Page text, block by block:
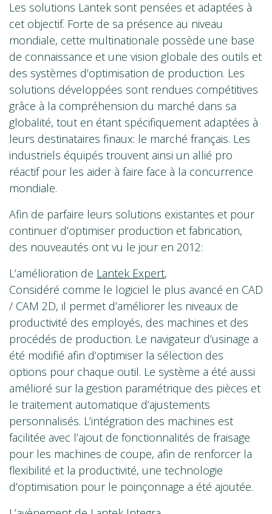
Les solutions Lantek sont pensées et adaptées à
cet objectif. Forte de sa présence au niveau
mondiale, cette multinationale possède une base
de connaissance et une vision globale des outils et
des systèmes d’optimisation de production. Les
solutions développées sont rendues compétitives
grâce à la compréhension du marché dans sa
globalité, tout en étant spécifiquement adaptées à
leurs destinataires finaux: le marché français. Les
industriels équipés trouvent ainsi un allié pro
réactif pour les aider à faire face à la concurrence
mondiale.
Afin de parfaire leurs solutions existantes et pour
continuer d’optimiser production et fabrication,
des nouveautés ont vu le jour en 2012:
L’amélioration de Lantek Expert,
Considéré comme le logiciel le plus avancé en CAD
/ CAM 2D, il permet d’améliorer les niveaux de
productivité des employés, des machines et des
procédés de production. Le navigateur d’usinage a
été modifié afin d’optimiser la sélection des
options pour chaque outil. Le système a été aussi
amélioré sur la gestion paramétrique des pièces et
le traitement automatique d’ajustements
personnalisés. L’intégration des machines est
facilitée avec l’ajout de fonctionnalités de fraisage
pour les machines de coupe, afin de renforcer la
flexibilité et la productivité, une technologie
d’optimisation pour le poinçonnage a été ajoutée.